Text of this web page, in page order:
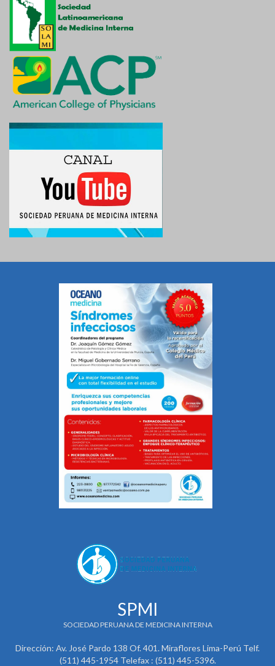
SPMI
SOCIEDAD PERUANA DE MEDICINA INTERNA
Dirección: Av. José Pardo 138 Of. 401. Miraflores Lima-Perú Telf.
(511) 445-1954 Telefax : (511) 445-5396.